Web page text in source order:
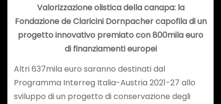
Valorizzazione olistica della canapa: la
Fondazione de Claricini Dornpacher capofila di un
progetto innovativo premiato con 800mila euro
di finanziamenti europei
Altri 637mila euro saranno destinati dal
Programma Interreg Italia-Austria 2021-27 allo
sviluppo di un progetto di conservazione degli